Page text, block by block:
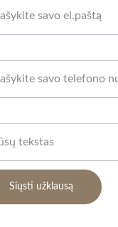
Siųsti užklausą